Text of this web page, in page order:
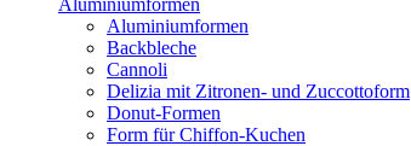
Aluminiumformen
Aluminiumformen
Backbleche
Cannoli
Delizia mit Zitronen- und Zuccottoform
Donut-Formen
Form für Chiffon-Kuchen